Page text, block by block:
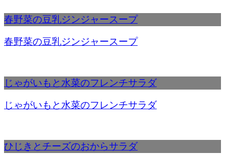
春野菜の豆乳ジンジャースープ
春野菜の豆乳ジンジャースープ
じゃがいもと水菜のフレンチサラダ
じゃがいもと水菜のフレンチサラダ
ひじきとチーズのおからサラダ